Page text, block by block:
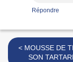
Répondre
< MOUSSE DE THON ET
SON